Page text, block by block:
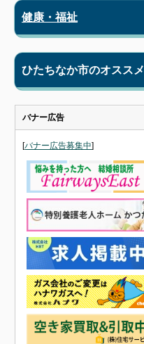
健康・福祉
ひたちなか市のオススメ
バナー広告
[バナー広告募集中]